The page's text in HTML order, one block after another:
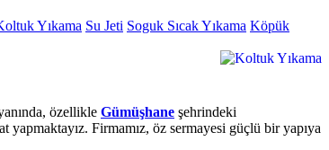
Yıkama Su Jeti Soguk Sıcak Yıkama Köpük
özellikle Gümüşhane şehrindeki
yapmaktayız. Firmamız, öz sermayesi güçlü bir yapıya